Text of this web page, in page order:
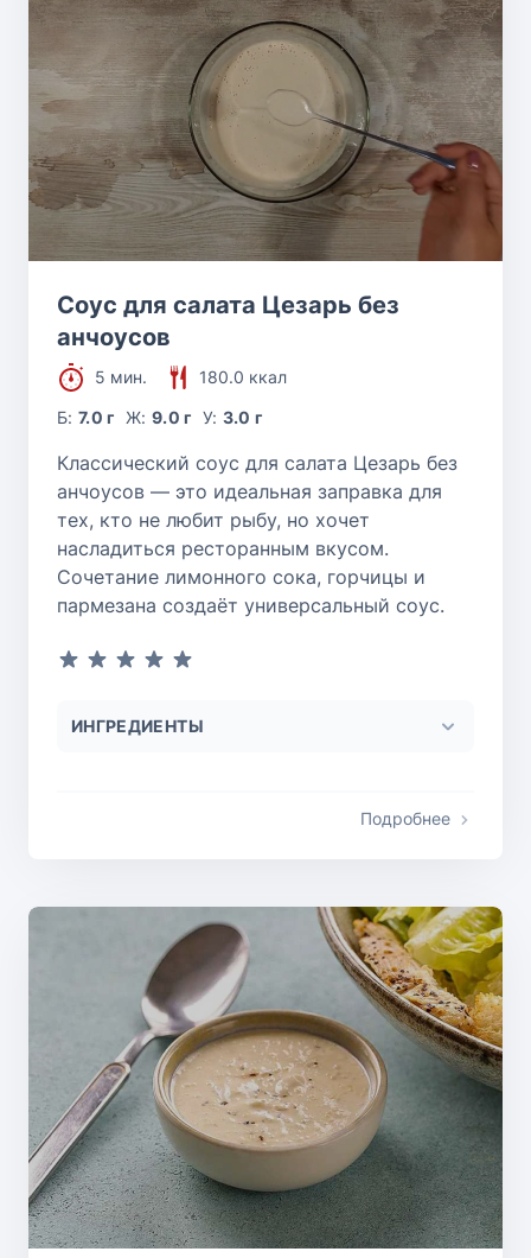
Соус для салата Цезарь без
анчоусов
5 мин.
180.0 ккал
Б:7.0 г Ж: 9.0 г У: 3.0 г
Классический соус для салата Цезарь без
анчоусов — это идеальная заправка для
тех, кто не любит рыбу, но хочет
насладиться ресторанным вкусом.
Сочетание лимонного сока, горчицы и
пармезана создаёт универсальный соус.
ИНГРЕДИЕНТЫ
Подробнее